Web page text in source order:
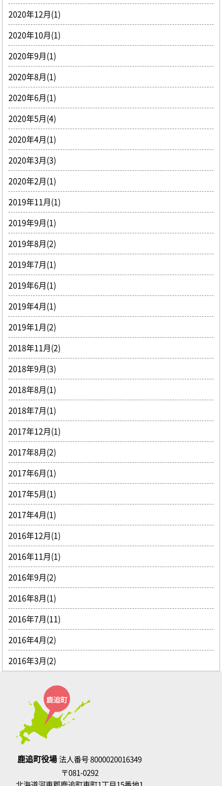
2020年12月(1)
2020年10月(1)
2020年9月(1)
2020年8月(1)
2020年6月(1)
2020年5月(4)
2020年4月(1)
2020年3月(3)
2020年2月(1)
2019年11月(1)
2019年9月(1)
2019年8月(2)
2019年7月(1)
2019年6月(1)
2019年4月(1)
2019年1月(2)
2018年11月(2)
2018年9月(3)
2018年8月(1)
2018年7月(1)
2017年12月(1)
2017年8月(2)
2017年6月(1)
2017年5月(1)
2017年4月(1)
2016年12月(1)
2016年11月(1)
2016年9月(2)
2016年8月(1)
2016年7月(11)
2016年4月(2)
2016年3月(2)
鹿追町役場法人番号 8000020016349
〒081-0292